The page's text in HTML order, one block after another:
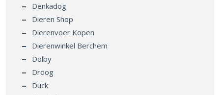
Denkadog
Dieren Shop
Dierenvoer Kopen
Dierenwinkel Berchem
Dolby
Droog
Duck